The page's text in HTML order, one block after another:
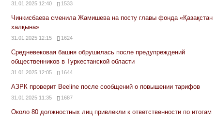
31.01.2025 12:40 1533
Чинкисбаева сменила Жамишева на посту главы фонда «Қазақстан
халқына»
31.01.2025 12:15 1624
Средневековая башня обрушилась после предупреждений
общественников в Туркестанской области
31.01.2025 12:05 1644
АЗРК проверит Beeline после сообщений о повышении тарифов
31.01.2025 11:35 1687
Около 80 должностных лиц привлекли к ответственности по итогам